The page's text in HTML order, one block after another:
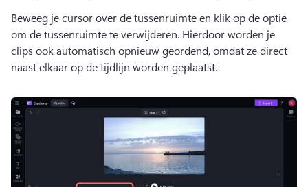
Beweeg je cursor over de tussenruimte en klik op de optie
om de tussenruimte te verwijderen. Hierdoor worden je
clips ook automatisch opnieuw geordend, omdat ze direct
naast elkaar op de tijdlijn worden geplaatst.